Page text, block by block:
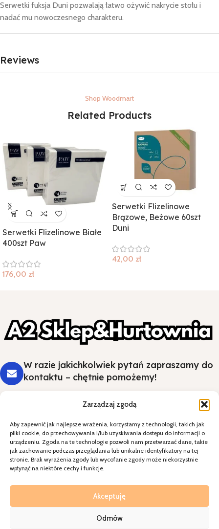
Zarządzaj zgodą
Aby zapewnić jak najlepsze wrażenia, korzystamy z technologii, takich jak
pliki cookie, do przechowywania i/lub uzyskiwania dostępu do informacji o
urządzeniu. Zgoda na te technologie pozwoli nam przetwarzać dane, takie
jak zachowanie podczas przeglądania lub unikalne identyfikatory na tej
stronie. Brak wyrażenia zgody lub wycofanie zgody może niekorzystnie
wpłynąć na niektóre cechy i funkcje.
Akceptuję
Odmów
Serwetki fuksja Duni pozwalają łatwo ożywić nakrycie stołu i
nadać mu nowoczesnego charakteru.
Reviews
Shop Woodmart
Related Products
Serwetki Flizelinowe Białe
400szt Paw
176,00 zł
Serwetki Flizelinowe
Brązowe, Beżowe 60szt
Duni
42,00 zł
W razie jakichkolwiek pytań zapraszamy do
kontaktu – chętnie pomożemy!
Styl i wygoda na Twoim stole - wybierz
jakość, która robi wrażenie.
Kategorie
2026Realziacja=